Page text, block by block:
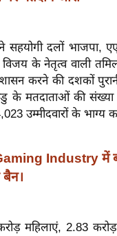
सहयोगी दलों भाजपा,
विजय के नेतृत्व वाली
से शासन करने की दशकों
के मतदाताओं की
उम्मीदवारों के
Industry में
महिलाएं, 2.83